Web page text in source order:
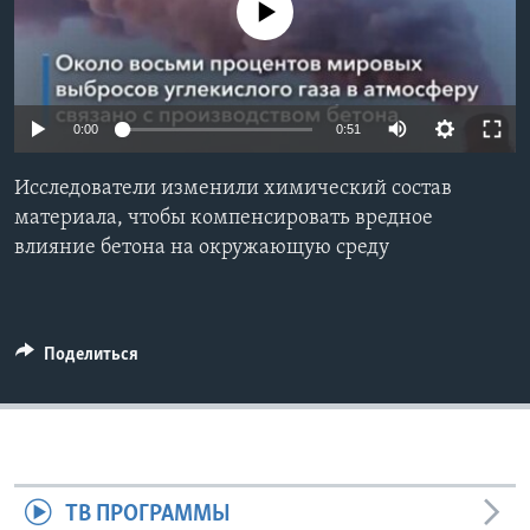
Learning English
СОЦИАЛЬНЫЕ СЕТИ
Языки
No media source currently available
0:00 0:51
Исследователи изменили химический состав
материала, чтобы компенсировать вредное
влияние бетона на окружающую среду
Поделиться
ТВ ПРОГРАММЫ